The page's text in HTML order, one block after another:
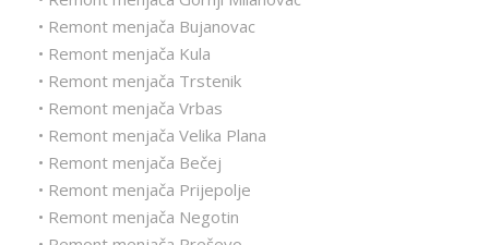
• Remont menjača Bujanovac
• Remont menjača Kula
• Remont menjača Trstenik
• Remont menjača Vrbas
• Remont menjača Velika Plana
• Remont menjača Bečej
• Remont menjača Prijepolje
• Remont menjača Negotin